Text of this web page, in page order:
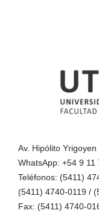
Av. Hipólito
WhatsApp: +54 9 11
Teléfonos: (5411)
(5411) 4740-0119 /
Fax: (5411) 4740-